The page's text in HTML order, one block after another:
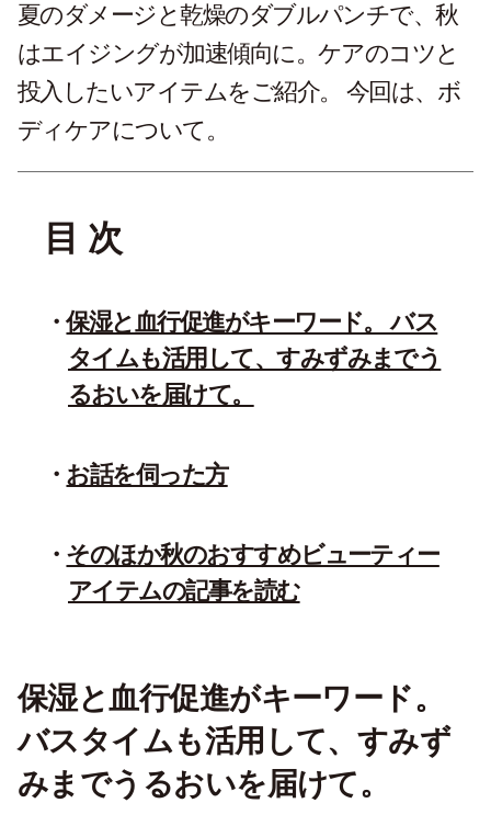
夏のダメージと乾燥のダブルパンチで、秋
はエイジングが加速傾向に。ケアのコツと
投入したいアイテムをご紹介。 今回は、ボ
ディケアについて。
目 次
保湿と血行促進がキーワード。 バス
タイムも活用して、すみずみまでう
るおいを届けて。
お話を伺った方
そのほか秋のおすすめビューティー
アイテムの記事を読む
保湿と血行促進がキーワード。
バスタイムも活用して、すみず
みまでうるおいを届けて。